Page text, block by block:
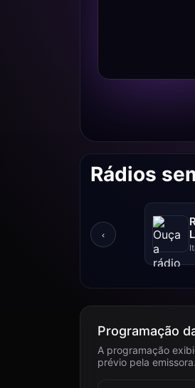
Rádios
‹
Programação
A programação
prévio pela emissora.